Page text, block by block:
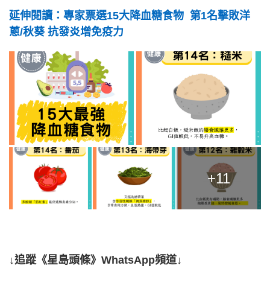
延伸閱讀：專家票選15大降血糖食物 第1名擊敗洋
蔥/秋葵 抗發炎增免疫力
+11
↓追蹤《星島頭條》WhatsApp頻道↓